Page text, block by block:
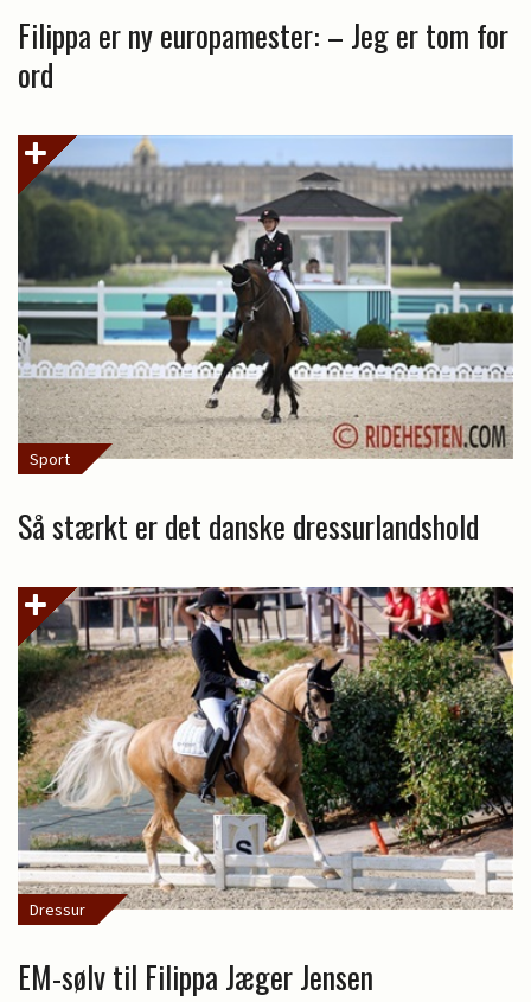
Filippa er ny europamester: – Jeg er tom for
ord
Sport
Så stærkt er det danske dressurlandshold
Dressur
EM-sølv til Filippa Jæger Jensen